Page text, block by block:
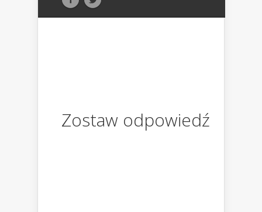
Zostaw odpowiedź